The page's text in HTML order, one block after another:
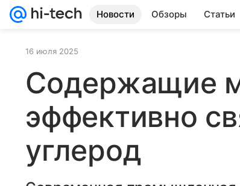
Новости Обзоры Статьи
16 июля 2025
Содержащие
эффективно
углерод